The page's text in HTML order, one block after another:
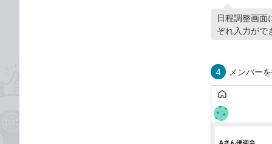
日程調整画
ぞれ入力が
4 メンバー